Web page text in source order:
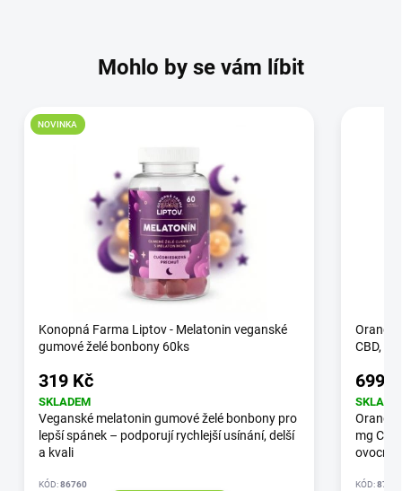
Mohlo by se vám líbit
NOVINKA
Konopná Farma Liptov - Melatonin veganské
gumové želé bonbony 60ks
319 Kč
SKLADEM
Veganské melatonin gumové želé bonbony pro
lepší spánek – podporují rychlejší usínání, delší
a kvali
KÓD:86760
Orange
CBD,
699
Orange
mg
KÓD:87/